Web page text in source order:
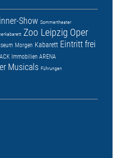
Show Sommertheater
Zoo Leipzig Oper
Morgen Kabarett Eintritt frei
Immobilien ARENA
Musicals Führungen